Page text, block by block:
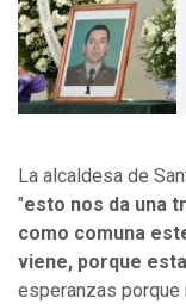
La alcaldesa de
"esto nos da una
como comuna
viene, porque
esperanzas porque